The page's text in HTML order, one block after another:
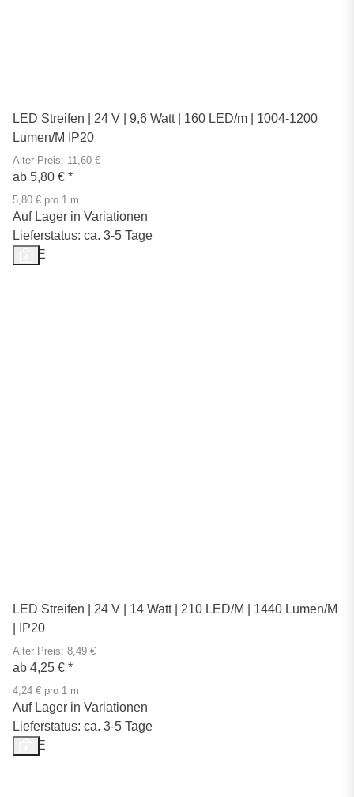
LED Streifen | 24 V | 9,6 Watt | 160 LED/m | 1004-1200
Lumen/M IP20
Alter Preis: 11,60 €
ab 5,80 € *
5,80 € pro 1 m
Auf Lager in Variationen
Lieferstatus: ca. 3-5 Tage
SALE
LED Streifen | 24 V | 14 Watt | 210 LED/M | 1440 Lumen/M
| IP20
Alter Preis: 8,49 €
ab 4,25 € *
4,24 € pro 1 m
Auf Lager in Variationen
Lieferstatus: ca. 3-5 Tage
SALE